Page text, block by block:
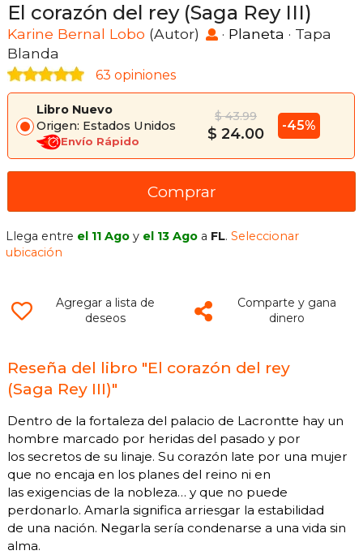
El corazón del rey (Saga Rey III)
Karine Bernal Lobo (Autor) · Planeta · Tapa
Blanda
63 opiniones
Libro Nuevo
Origen: Estados Unidos
Envío Rápido
$ 43.99
$ 24.00 -45%
Comprar
Llega entre el 11 Ago y el 13 Ago a FL.Seleccionar
ubicación
Agregar a lista de
deseos
Comparte y gana
dinero
Reseña del libro "El corazón del rey
(Saga Rey III)"
Dentro de la fortaleza del palacio de Lacrontte hay un
hombre marcado por heridas del pasado y por
los secretos de su linaje. Su corazón late por una mujer
que no encaja en los planes del reino ni en
las exigencias de la nobleza… y que no puede
perdonarlo. Amarla significa arriesgar la estabilidad
de una nación. Negarla sería condenarse a una vida sin
alma.